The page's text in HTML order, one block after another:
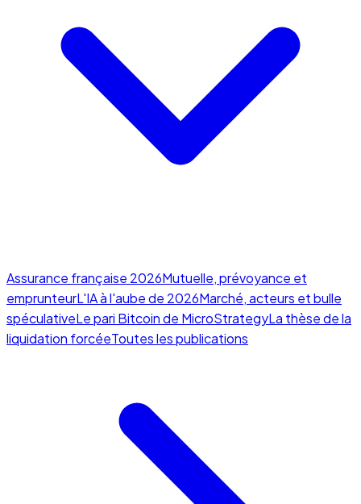
Assurance française 2026Mutuelle, prévoyance et
emprunteurL'IA à l'aube de 2026Marché, acteurs et bulle
spéculativeLe pari Bitcoin de MicroStrategyLa thèse de la
liquidation forcéeToutes les publications